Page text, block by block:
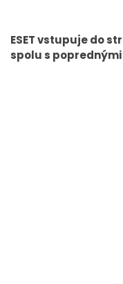
ESET vstupuje do
spolu s